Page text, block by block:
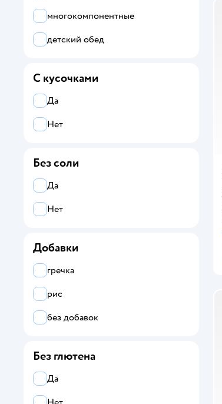
многокомпонентные
детский обед
С кусочками
Да
Нет
Без соли
Да
Нет
Добавки
гречка
рис
без добавок
Без глютена
Да